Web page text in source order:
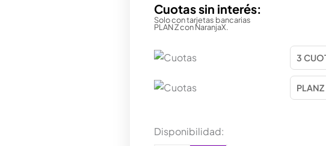
Cuotas sin interés:
Solo con tarjetas bancarias
PLAN Z con NaranjaX.
Disponibilidad:
MOUSE